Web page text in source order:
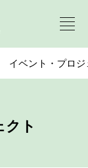
イベント・プロ
ト